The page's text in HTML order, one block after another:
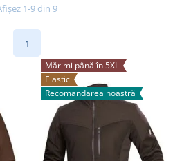
1-9 din 9
1
Mărimi până în 5XL
Elastic
Recomandarea noastră